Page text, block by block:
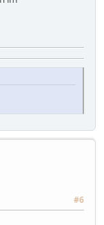
#6